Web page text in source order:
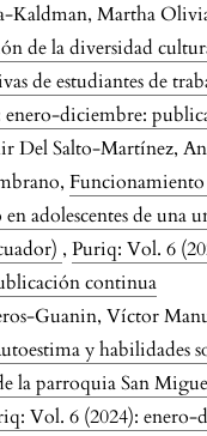
Kaldman, Martha
de la diversidad
de estudiantes de
enero-diciembre:
Del Salto-Martínez,
adolescentes de una
, Puriq: Vol. 6
continua
Guanin, Víctor
y habilidades
la parroquia San
Vol. 6 (2024): enero-